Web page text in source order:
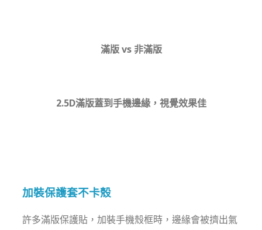
滿版 vs 非滿版
2.5D滿版蓋到手機邊緣，視覺效果佳
加裝保護套不卡殼
許多滿版保護貼，加裝手機殼框時，邊緣會被擠出氣